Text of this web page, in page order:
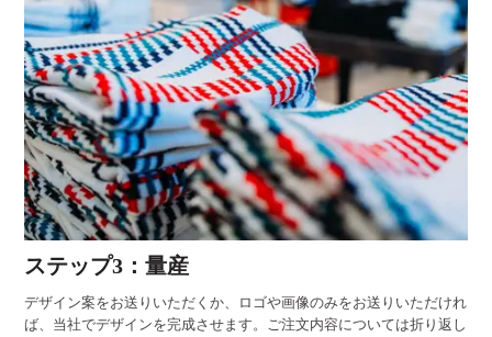
ステップ3：量産
デザイン案をお送りいただくか、ロゴや画像のみをお送りいただけれ
ば、当社でデザインを完成させます。ご注文内容については折り返し